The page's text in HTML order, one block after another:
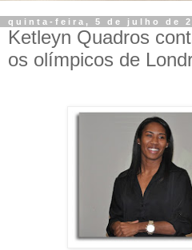
quinta-feira, 5 de julho de
Ketleyn Quadros
os olímpicos de